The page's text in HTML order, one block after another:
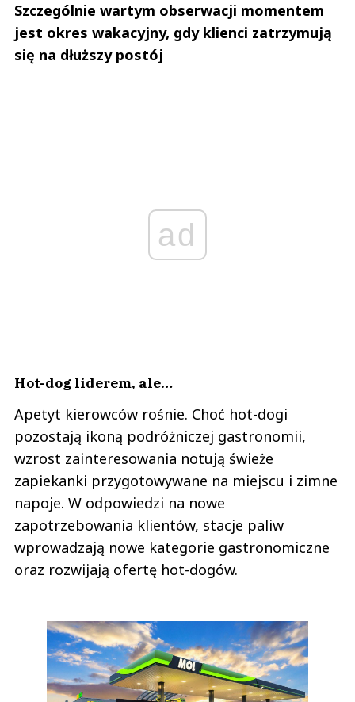
Szczególnie wartym obserwacji momentem
jest okres wakacyjny, gdy klienci zatrzymują
się na dłuższy postój
ad
Hot-dog liderem, ale…
Apetyt kierowców rośnie. Choć hot-dogi
pozostają ikoną podróżniczej gastronomii,
wzrost zainteresowania notują świeże
zapiekanki przygotowywane na miejscu i zimne
napoje. W odpowiedzi na nowe
zapotrzebowania klientów, stacje paliw
wprowadzają nowe kategorie gastronomiczne
oraz rozwijają ofertę hot-dogów.